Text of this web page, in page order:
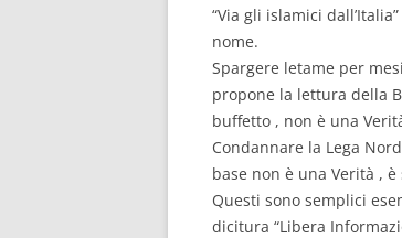
“Via gli islamici
nome.
Spargere letame per
propone la lettura della
buffetto , non è una
Condannare la Lega
base non è una Verità ,
Questi sono semplici
dicitura “Libera